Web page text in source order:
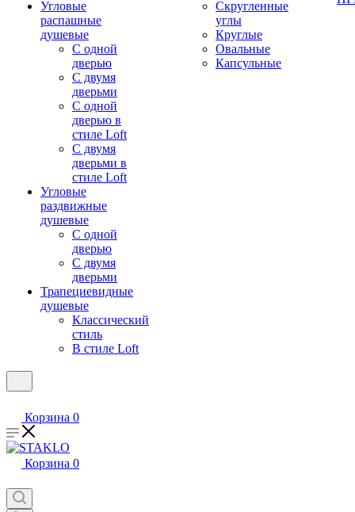
Угловые
распашные
душевые
С одной
дверью
С двумя
дверьми
С одной
дверью в
стиле Loft
С двумя
дверьми в
стиле Loft
Угловые
раздвижные
душевые
С одной
дверью
С двумя
дверьми
Трапециевидные
душевые
Классический
стиль
В стиле Loft
Скругленные
углы
Круглые
Овальные
Капсульные
Корзина 0
Корзина 0